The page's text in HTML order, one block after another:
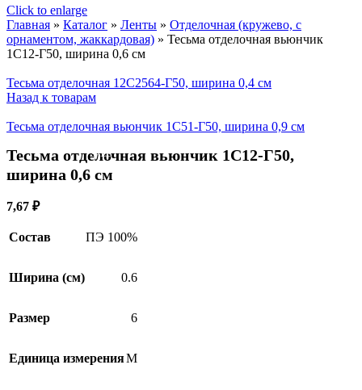
Click to enlarge
Главная » Каталог » Ленты » Отделочная (кружево, с
орнаментом, жаккардовая) » Тесьма отделочная вьюнчик
1С12-Г50, ширина 0,6 см
Тесьма отделочная 12С2564-Г50, ширина 0,4 см
Назад к товарам
Тесьма отделочная вьюнчик 1С51-Г50, ширина 0,9 см
Тесьма отделочная вьюнчик 1С12-Г50,
ширина 0,6 см
7,67 ₽
Состав ПЭ 100%
Ширина (см) 0.6
Размер 6
Единица измеренияМ
SALE